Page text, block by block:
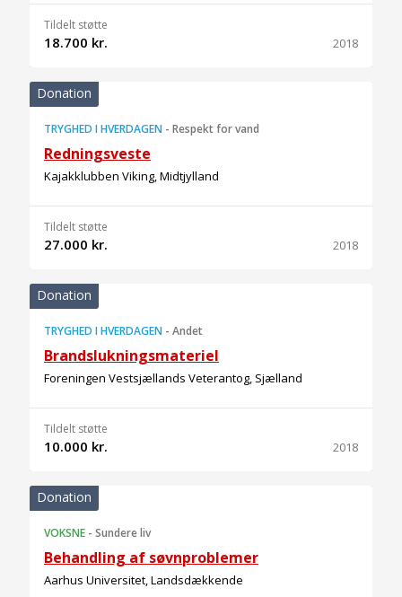
Tildelt støtte
18.700 kr. 2018
Donation
TRYGHED I HVERDAGEN - Respekt for vand
Redningsveste
Kajakklubben Viking, Midtjylland
Tildelt støtte
27.000 kr. 2018
Donation
TRYGHED I HVERDAGEN - Andet
Brandslukningsmateriel
Foreningen Vestsjællands Veterantog, Sjælland
Tildelt støtte
10.000 kr. 2018
Donation
VOKSNE - Sundere liv
Behandling af søvnproblemer
Aarhus Universitet, Landsdækkende